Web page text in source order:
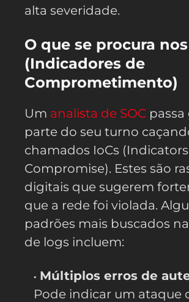
alta severidade.
O que se procura
(Indicadores de
Comprometimento)
Um analista de SOC
parte do seu turno
chamados IoCs
Compromise). Estes são
digitais que sugerem
que a rede foi violada.
padrões mais buscados
de logs incluem:
Múltiplos erros de
Pode indicar um ataque